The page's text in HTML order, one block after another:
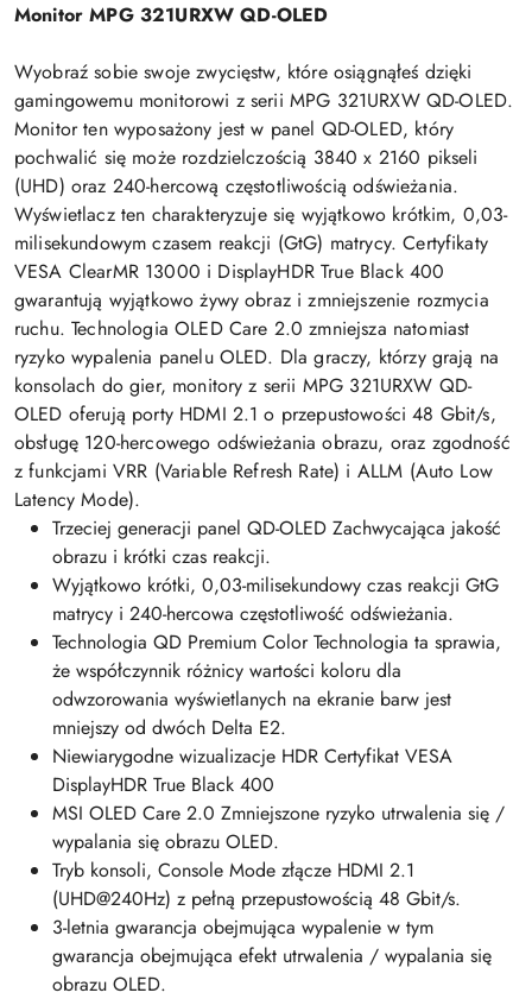
Monitor MPG 321URXW QD-OLED
Wyobraź sobie swoje zwycięstw, które osiągnąłeś dzięki
gamingowemu monitorowi z serii MPG 321URXW QD-OLED.
Monitor ten wyposażony jest w panel QD-OLED, który
pochwalić się może rozdzielczością 3840 x 2160 pikseli
(UHD) oraz 240-hercową częstotliwością odświeżania.
Wyświetlacz ten charakteryzuje się wyjątkowo krótkim, 0,03-
milisekundowym czasem reakcji (GtG) matrycy. Certyfikaty
VESA ClearMR 13000 i DisplayHDR True Black 400
gwarantują wyjątkowo żywy obraz i zmniejszenie rozmycia
ruchu. Technologia OLED Care 2.0 zmniejsza natomiast
ryzyko wypalenia panelu OLED. Dla graczy, którzy grają na
konsolach do gier, monitory z serii MPG 321URXW QD-
OLED oferują porty HDMI 2.1 o przepustowości 48 Gbit/s,
obsługę 120-hercowego odświeżania obrazu, oraz zgodność
z funkcjami VRR (Variable Refresh Rate) i ALLM (Auto Low
Latency Mode).
Trzeciej generacji panel QD-OLED Zachwycająca jakość
obrazu i krótki czas reakcji.
Wyjątkowo krótki, 0,03-milisekundowy czas reakcji GtG
matrycy i 240-hercowa częstotliwość odświeżania.
Technologia QD Premium Color Technologia ta sprawia,
że współczynnik różnicy wartości koloru dla
odwzorowania wyświetlanych na ekranie barw jest
mniejszy od dwóch Delta E2.
Niewiarygodne wizualizacje HDR Certyfikat VESA
DisplayHDR True Black 400
MSI OLED Care 2.0 Zmniejszone ryzyko utrwalenia się /
wypalania się obrazu OLED.
Tryb konsoli, Console Mode złącze HDMI 2.1
(UHD@240Hz) z pełną przepustowością 48 Gbit/s.
3-letnia gwarancja obejmująca wypalenie w tym
gwarancja obejmująca efekt utrwalenia / wypalania się
obrazu OLED.